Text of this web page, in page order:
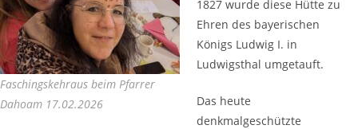
Faschingskehraus beim Pfarrer
Dahoam 17.02.2026
1827 wurde diese Hütte zu
Ehren des bayerischen
Königs Ludwig I. in
Ludwigsthal umgetauft.
Das heute
denkmalgeschützte